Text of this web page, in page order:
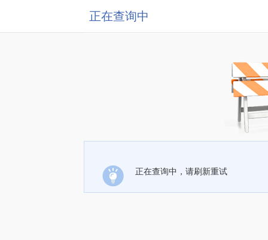
正在查询中
正在查询中，请刷新重试